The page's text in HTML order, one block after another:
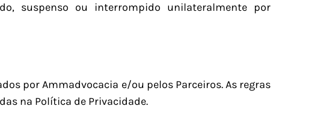
suspenso ou interrompido unilateralmente por
por Ammadvocacia e/ou pelos Parceiros. As regras
na Política de Privacidade.